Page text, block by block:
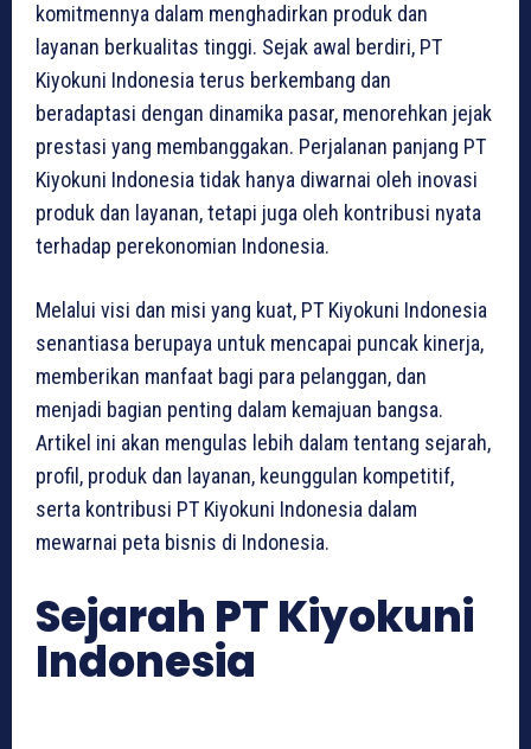
komitmennya dalam menghadirkan produk dan
layanan berkualitas tinggi. Sejak awal berdiri, PT
Kiyokuni Indonesia terus berkembang dan
beradaptasi dengan dinamika pasar, menorehkan jejak
prestasi yang membanggakan. Perjalanan panjang PT
Kiyokuni Indonesia tidak hanya diwarnai oleh inovasi
produk dan layanan, tetapi juga oleh kontribusi nyata
terhadap perekonomian Indonesia.
Melalui visi dan misi yang kuat, PT Kiyokuni Indonesia
senantiasa berupaya untuk mencapai puncak kinerja,
memberikan manfaat bagi para pelanggan, dan
menjadi bagian penting dalam kemajuan bangsa.
Artikel ini akan mengulas lebih dalam tentang sejarah,
profil, produk dan layanan, keunggulan kompetitif,
serta kontribusi PT Kiyokuni Indonesia dalam
mewarnai peta bisnis di Indonesia.
Sejarah PT Kiyokuni
Indonesia